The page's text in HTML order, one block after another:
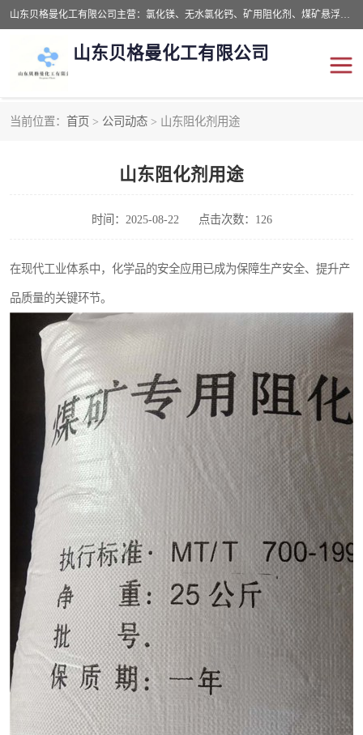
山东贝格曼化工有限公司主营：氯化镁、无水氯化钙、矿用阻化剂、煤矿悬浮剂、道路抑尘剂、氢氧化镁，防灭火剂等，公司位于山东省潍坊市滨海经济开发区,是专业从事对各种精细化工集研究、开发、制造于一体的现代化大型跨境化工企业，公司本着诚信经营、给每一位客户提供专业服务。
山东贝格曼化工有限公司
当前位置： 首页 > 公司动态 > 山东阻化剂用途
山东阻化剂用途
时间：2025-08-22 点击次数：126
在现代工业体系中，化学品的安全应用已成为保障生产安全、提升产
品质量的关键环节。
氯化钙
抑尘剂
氢氧化镁